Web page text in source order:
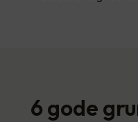
6 gode